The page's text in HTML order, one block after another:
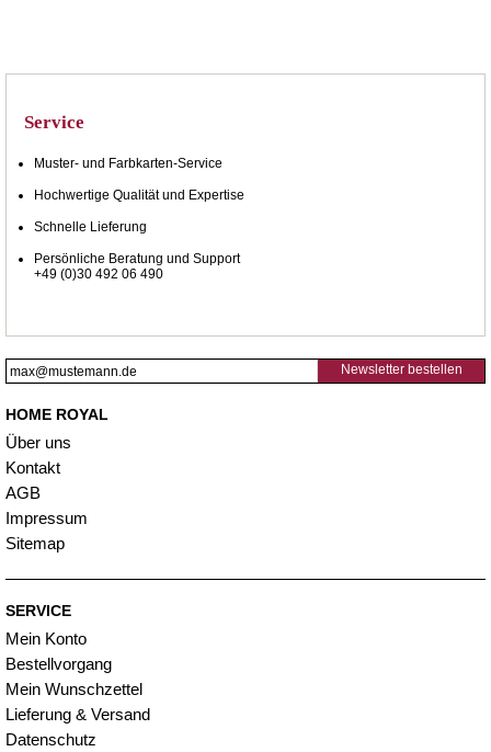
Service
Muster- und Farbkarten-Service
Hochwertige Qualität und Expertise
Schnelle Lieferung
Persönliche Beratung und Support
+49 (0)30 492 06 490
Newsletter bestellen
HOME ROYAL
Über uns
Kontakt
AGB
Impressum
Sitemap
SERVICE
Mein Konto
Bestellvorgang
Mein Wunschzettel
Lieferung & Versand
Datenschutz